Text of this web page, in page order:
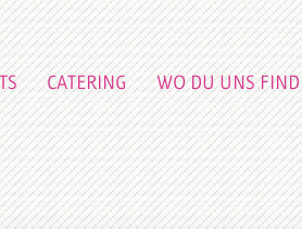
CATERING WO DU UNS